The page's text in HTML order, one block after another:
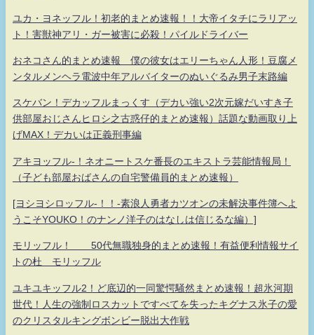
ユカ・ヨネッフル！初老的まとめ速報！！大帝イタチにラリアッ
ト！害獣神アリ・ガー被害に必殺！パイルドライバー
おネコさん的まとめ速報 僕の彼女はエリーちゃん人形！豆腐メ
ンタルメンヘラ電波中年アルバイターのぬいぐるみ男子末路編
スケバン！デカッフルまっくす（デカい強い2次元嫁だいすき子
供部屋おじさんヒロシ之古惑仔的まとめ速報）話題な動画取り上
げMAX！デカいは正義刑事編
アキヨッフル-！ネオニートスケ番長のエキストラ芸能情報局！
（子ども部屋おばさんの自宅警備員的まとめ速報）
[ヨシヨシロッフル-！！-素浪人勇者カツオンの未解決事件簿へよ
うこそYOUKO！のナンノ洋子のはなしは信じるな編）]
モリッフル！ 50代無職独身的まとめ速報！有益便利情報サイ
トの杜 モリッフル
ユキユキッフル2！ど底辺的一同驚愕騒然まとめ速報！超氷河期
世代！人生の強制ロスカットですべてを失ったキグナス氷子の愛
のクリスタルキングボンビー脱出大作戦